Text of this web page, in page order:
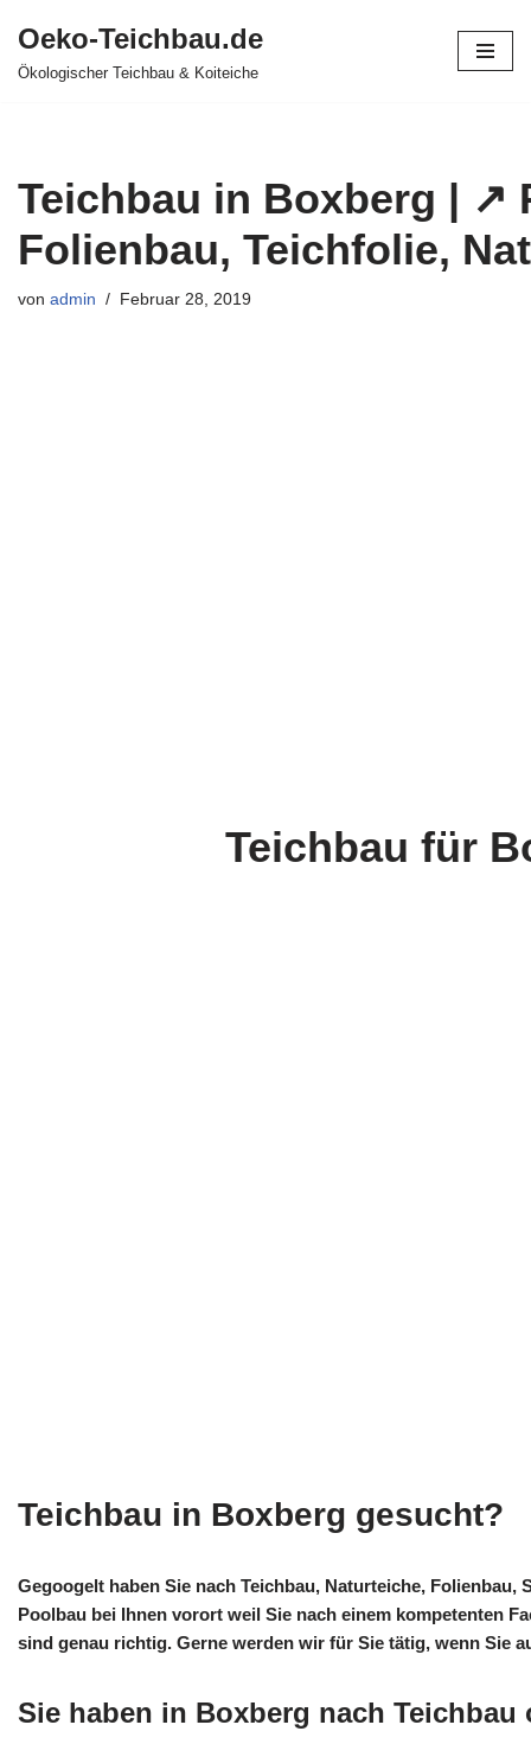
Zum
Oeko-Teichbau.de
Ökologischer Teichbau & Koiteiche
Teichbau in Boxberg | ↗️
Folienbau, Teichfolie,
von admin Februar 28, 2019
Teichbau für
Teichbau in Boxberg gesucht?
Gegoogelt haben Sie nach Teichbau, Naturteiche, Folienbau,
Poolbau bei Ihnen vorort weil Sie nach einem kompetenten
sind genau richtig. Gerne werden wir für Sie tätig, wenn Sie
Sie haben in Boxberg nach